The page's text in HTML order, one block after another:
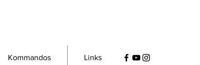
Kommandos Links